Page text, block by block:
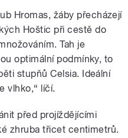
Hromas, žáby přecházejí
Hoštic při cestě do
Tah je
optimální podmínky, to
stupňů Celsia. Ideální
vlhko,“ líčí.
před projíždějícími
zhruba třicet centimetrů.